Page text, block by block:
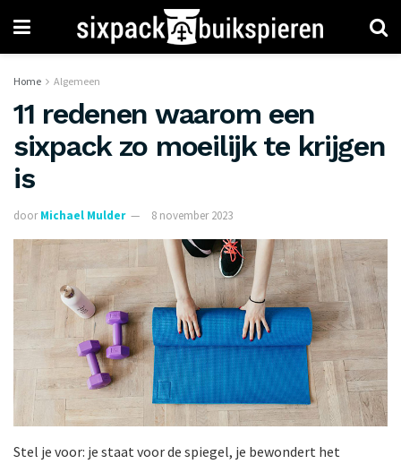
Home Algemeen
11 redenen waarom een
sixpack zo moeilijk te krijgen
is
door Michael Mulder 8 november 2023
Stel je voor: je staat voor de spiegel, je bewondert het